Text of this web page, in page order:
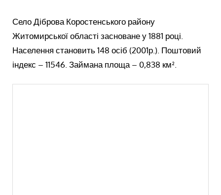
Село Діброва Коростенського району
Житомирської області засноване у 1881 році.
Населення становить 148 осіб (2001р.). Поштовий
індекс – 11546. Займана площа – 0,838 км².